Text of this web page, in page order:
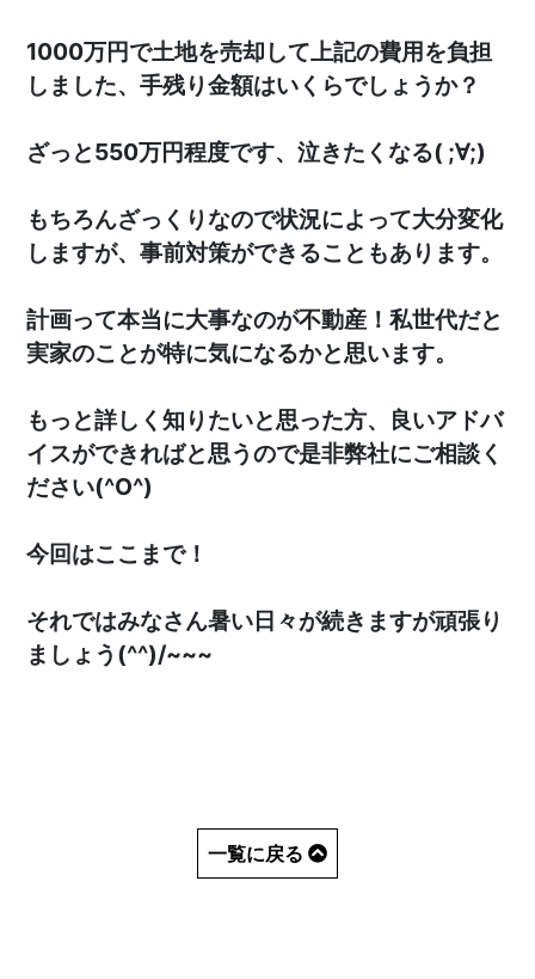
1000万円で土地を売却して上記の費用を負担
しました、手残り金額はいくらでしょうか？
ざっと550万円程度です、泣きたくなる( ;∀;)
もちろんざっくりなので状況によって大分変化
しますが、事前対策ができることもあります。
計画って本当に大事なのが不動産！私世代だと
実家のことが特に気になるかと思います。
もっと詳しく知りたいと思った方、良いアドバ
イスができればと思うので是非弊社にご相談く
ださい(^O^)
今回はここまで！
それではみなさん暑い日々が続きますが頑張り
ましょう(^^)/~~~
一覧に戻る